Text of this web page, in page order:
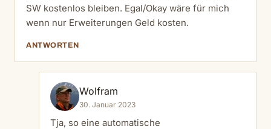
SW kostenlos bleiben. Egal/Okay wäre für mich
wenn nur Erweiterungen Geld kosten.
ANTWORTEN
Wolfram
30. Januar 2023
Tja, so eine automatische